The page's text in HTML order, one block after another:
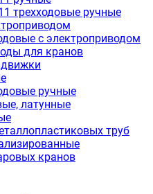
трехходовые ручные
с электроприводом
для кранов
ручные
латунные
труб
кранов